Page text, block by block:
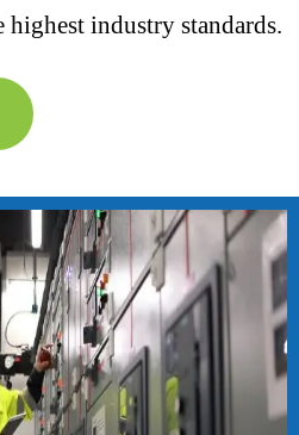
highest industry standards.